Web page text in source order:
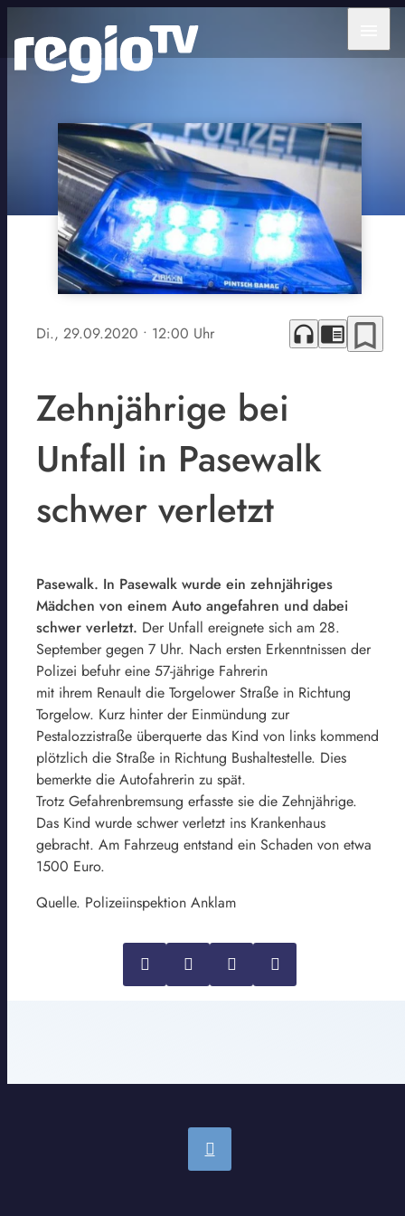
Di., 29.09.2020 • 12:00 Uhr headphones chrome_reader_mode bookmark_border
Zehnjährige bei
Unfall in Pasewalk
schwer verletzt
Pasewalk. In Pasewalk wurde ein zehnjähriges
Mädchen von einem Auto angefahren und dabei
schwer verletzt. Der Unfall ereignete sich am 28.
September gegen 7 Uhr. Nach ersten Erkenntnissen der
Polizei befuhr eine 57-jährige Fahrerin
mit ihrem Renault die Torgelower Straße in Richtung
Torgelow. Kurz hinter der Einmündung zur
Pestalozzistraße überquerte das Kind von links kommend
plötzlich die Straße in Richtung Bushaltestelle. Dies
bemerkte die Autofahrerin zu spät.
Trotz Gefahrenbremsung erfasste sie die Zehnjährige.
Das Kind wurde schwer verletzt ins Krankenhaus
gebracht. Am Fahrzeug entstand ein Schaden von etwa
1500 Euro.
Quelle. Polizeiinspektion Anklam